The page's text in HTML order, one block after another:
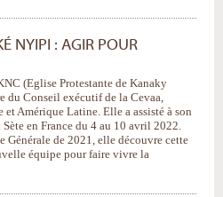
NYIPI : AGIR POUR
(Eglise Protestante de Kanaky
du Conseil exécutif de la Cevaa,
Amérique Latine. Elle a assisté à son
en France du 4 au 10 avril 2022.
Générale de 2021, elle découvre cette
équipe pour faire vivre la